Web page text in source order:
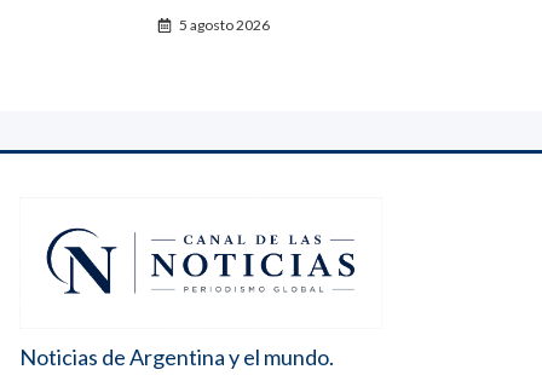
5 agosto 2026
Noticias de Argentina y el mundo.